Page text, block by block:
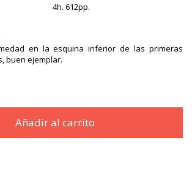
4h. 612pp.
en la esquina inferior de las primeras
buen ejemplar.
Añadir al carrito